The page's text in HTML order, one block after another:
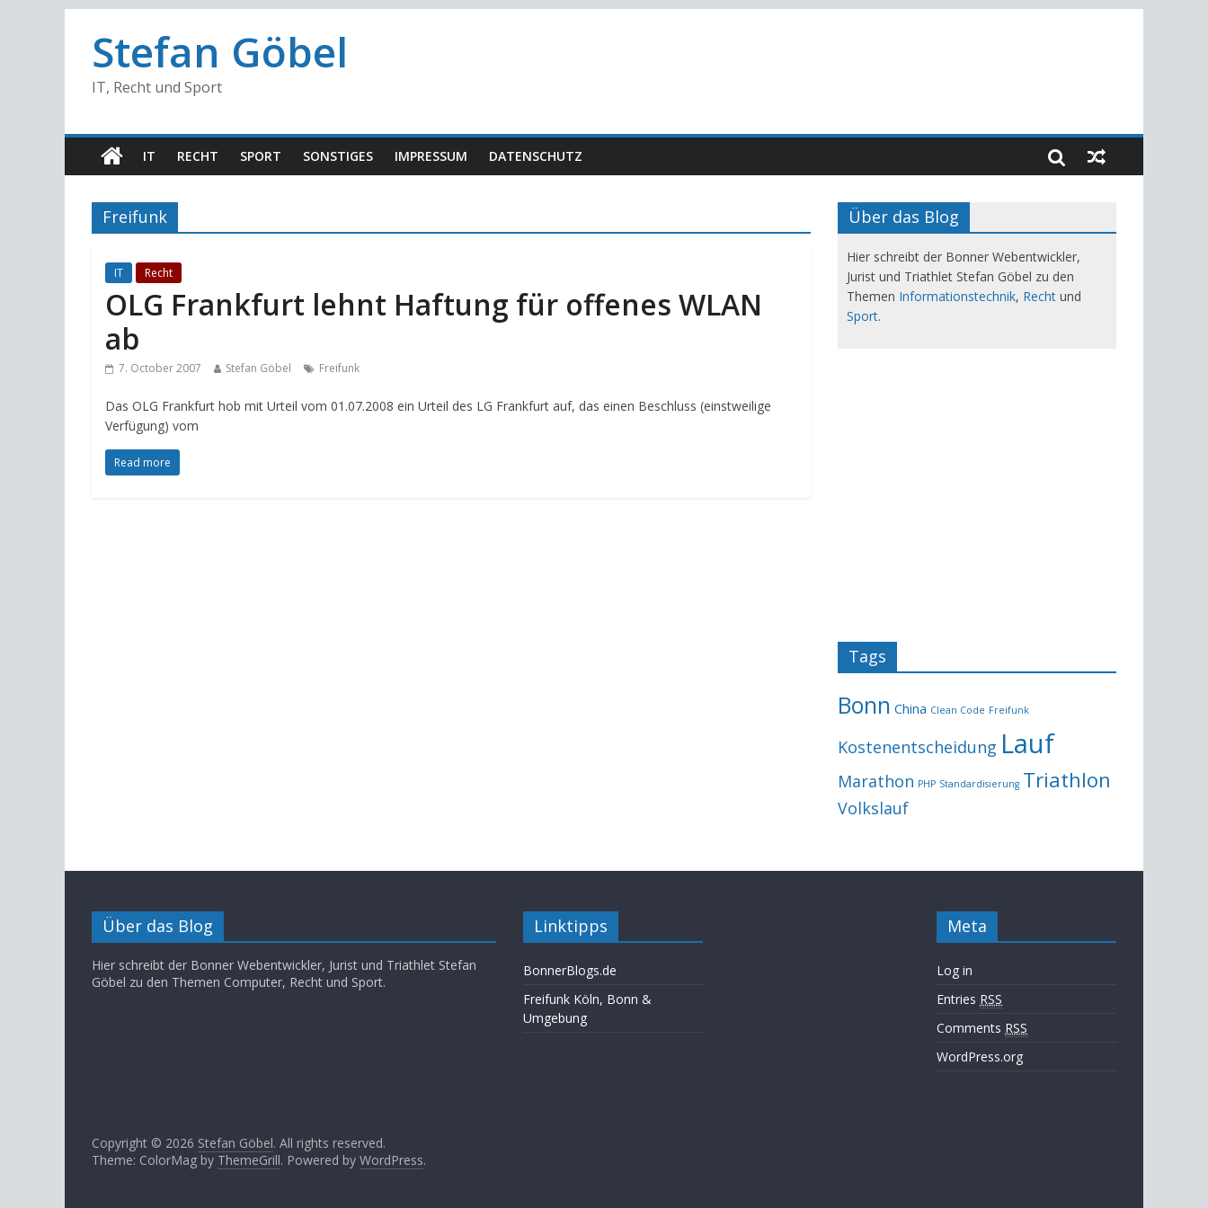
Stefan Göbel
IT, Recht und Sport
IT RECHT SPORT SONSTIGES IMPRESSUM DATENSCHUTZ
Freifunk
IT Recht
OLG Frankfurt lehnt Haftung für offenes WLAN
ab
7. October 2007 Stefan Göbel Freifunk
Das OLG Frankfurt hob mit Urteil vom 01.07.2008 ein Urteil des LG Frankfurt auf, das einen Beschluss (einstweilige
Verfügung) vom
Read more
Über das Blog
Hier schreibt der Bonner Webentwickler,
Jurist und Triathlet Stefan Göbel zu den
Themen Informationstechnik, Recht und
Sport.
Tags
Bonn China Clean Code Freifunk
Kostenentscheidung Lauf
Marathon PHP Standardisierung Triathlon
Volkslauf
Über das Blog
Hier schreibt der Bonner Webentwickler, Jurist und Triathlet Stefan
Göbel zu den Themen Computer, Recht und Sport.
Linktipps
BonnerBlogs.de
Freifunk Köln, Bonn &
Umgebung
Meta
Log in
Entries RSS
Comments RSS
WordPress.org
Copyright © 2026 Stefan Göbel. All rights reserved.
Theme: ColorMag by ThemeGrill. Powered by WordPress.